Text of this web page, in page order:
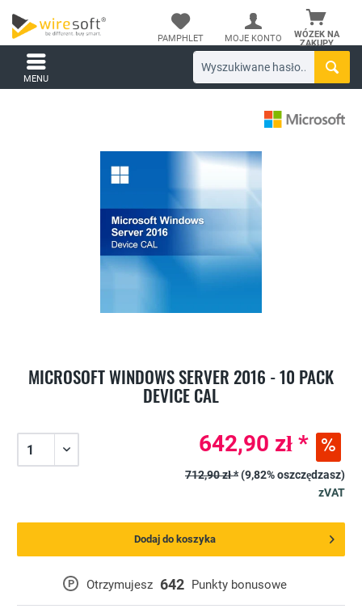
WÓZEK NA
ZAKUPY
PAMPHLET MOJE KONTO
MENU
MICROSOFT WINDOWS SERVER 2016 - 10 PACK
DEVICE CAL
P Otrzymujesz 642 Punkty bonusowe
642,90 zł *
712,90 zł *(9,82% oszczędzasz)
zVAT
Dodaj do koszyka